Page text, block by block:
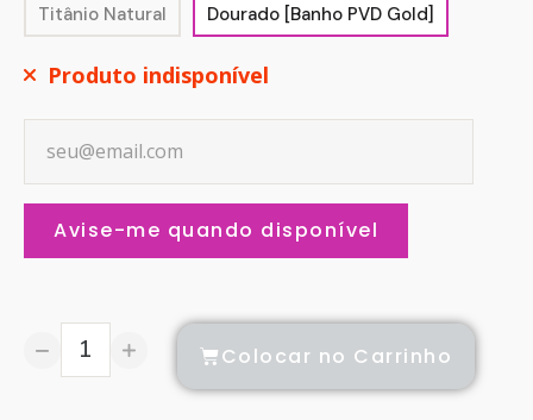
Titânio Natural Dourado [Banho PVD Gold]
Produto indisponível
Avise-me quando disponível
Colocar no Carrinho